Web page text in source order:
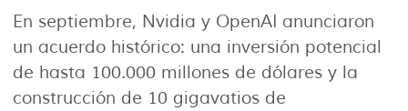
En septiembre, Nvidia y OpenAI anunciaron
un acuerdo histórico: una inversión potencial
de hasta 100.000 millones de dólares y la
construcción de 10 gigavatios de